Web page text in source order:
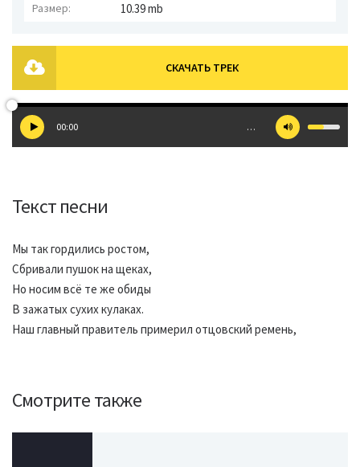
Размер: 10.39 mb
СКАЧАТЬ ТРЕК
00:00 …
Текст песни
Мы так гордились ростом,
Сбривали пушок на щеках,
Но носим всё те же обиды
В зажатых сухих кулаках.
Наш главный правитель примерил отцовский ремень,
Смотрите также